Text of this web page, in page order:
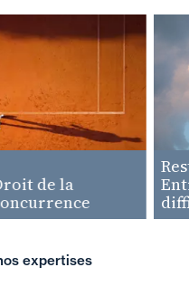
de la
expertises